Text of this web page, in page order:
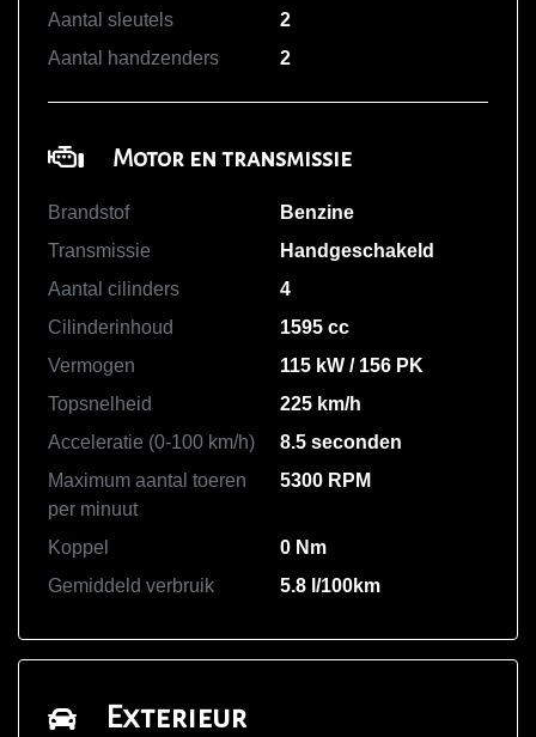
Aantal sleutels
2
Aantal handzenders
2
Motor en transmissie
Brandstof
Benzine
Transmissie
Handgeschakeld
Aantal cilinders
4
Cilinderinhoud
1595 cc
Vermogen
115 kW / 156 PK
Topsnelheid
225 km/h
Acceleratie (0-100 km/h)
8.5 seconden
Maximum aantal toeren
per minuut
5300 RPM
Koppel
0 Nm
Gemiddeld verbruik
5.8 l/100km
Exterieur